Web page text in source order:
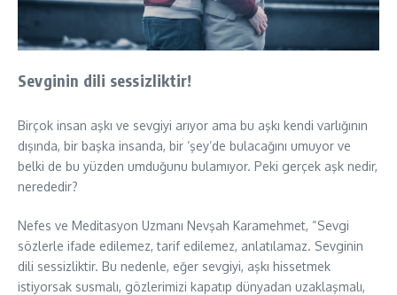
Sevginin dili sessizliktir!
Birçok insan aşkı ve sevgiyi arıyor ama bu aşkı kendi varlığının
dışında, bir başka insanda, bir ‘şey’de bulacağını umuyor ve
belki de bu yüzden umduğunu bulamıyor. Peki gerçek aşk nedir,
nerededir?
Nefes ve Meditasyon Uzmanı Nevşah Karamehmet, “Sevgi
sözlerle ifade edilemez, tarif edilemez, anlatılamaz. Sevginin
dili sessizliktir. Bu nedenle, eğer sevgiyi, aşkı hissetmek
istiyorsak susmalı, gözlerimizi kapatıp dünyadan uzaklaşmalı,